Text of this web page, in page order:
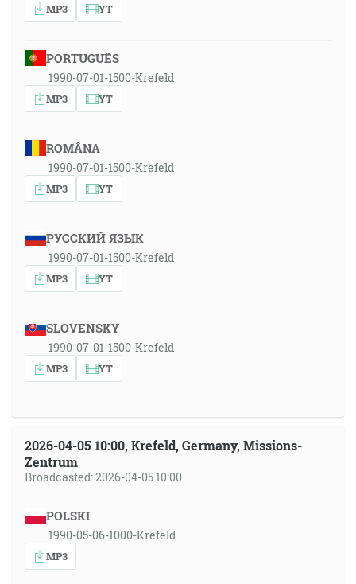
MP3 YT
PORTUGUÊS
1990-07-01-1500-Krefeld
MP3 YT
ROMÂNA
1990-07-01-1500-Krefeld
MP3 YT
РУССКИЙ ЯЗЫК
1990-07-01-1500-Krefeld
MP3 YT
SLOVENSKY
1990-07-01-1500-Krefeld
MP3 YT
2026-04-05 10:00, Krefeld, Germany, Missions-
Zentrum
Broadcasted: 2026-04-05 10:00
POLSKI
1990-05-06-1000-Krefeld
MP3